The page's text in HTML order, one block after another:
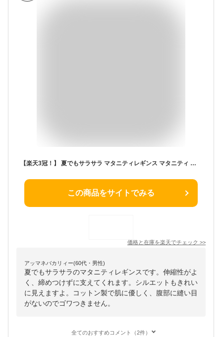
【楽天3冠！】 夏でもサラサラ マタニティレギンス マタニティ スパッツ ルームウエア レギンス ピラティス レギンス パンツ タイツ 美シルエット コットン 部屋着 楽ちん 妊娠初期 産後 レディース 【夏でもサラサラレギンス】 春 夏 秋 冬
この商品をサイトでみる
価格と在庫を楽天でチェック >>
アッマネバカリィー(60代・男性)
夏でもサラサラのマタニティレギンスです。伸縮性がよ
く、締めつけずに支えてくれます。シルエットもきれい
に見えますよ。コットン製で肌に優しく、腹部に縫い目
がないのでゴワつきません。
全てのおすすめコメント（2件）